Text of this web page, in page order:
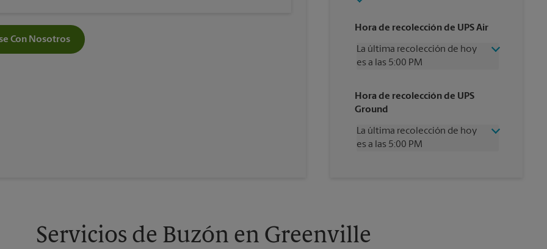
Con Nosotros
Hora de recolección de UPS Air
La última recolección de hoy
es a las 5:00 PM
Jueves
5:00 PM
Viernes
Sábado
2:30 PM
Domingo
Sin Recolección
Hora de recolección de UPS
Ground
La última recolección de hoy
es a las 5:00 PM
Domingo
Lunes
Servicios de Buzón en Greenville